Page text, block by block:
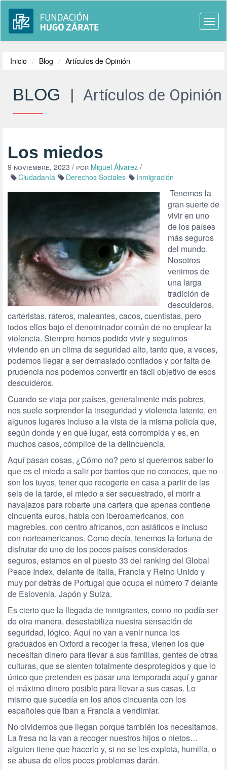
Inicio Blog Artículos de Opinión
BLOG | Artículos de Opinión
Los miedos
9 noviembre, 2023 / por Miguel Álvarez /
Ciudadanía
Derechos Sociales Inmigración
Tenemos la
gran suerte de
vivir en uno
de los países
más seguros
del mundo.
Nosotros
venimos de
una larga
tradición de
descuideros,
carteristas, rateros, maleantes, cacos, cuentistas, pero
todos ellos bajo el denominador común de no emplear la
violencia. Siempre hemos podido vivir y seguimos
viviendo en un clima de seguridad alto, tanto que, a veces,
podemos llegar a ser demasiado confiados y por falta de
prudencia nos podemos convertir en fácil objetivo de esos
descuideros.
Cuando se viaja por países, generalmente más pobres,
nos suele sorprender la inseguridad y violencia latente, en
algunos lugares incluso a la vista de la misma policía que,
según donde y en qué lugar, está corrompida y es, en
muchos casos, cómplice de la delincuencia.
Aquí pasan cosas, ¿Cómo no? pero si queremos saber lo
que es el miedo a salir por barrios que no conoces, que no
son los tuyos, tener que recogerte en casa a partir de las
seis de la tarde, el miedo a ser secuestrado, el morir a
navajazos para robarte una cartera que apenas contiene
cincuenta euros, habla con iberoamericanos, con
magrebíes, con centro africanos, con asiáticos e incluso
con norteamericanos. Como decía, tenemos la fortuna de
disfrutar de uno de los pocos países considerados
seguros, estamos en el puesto 33 del ranking del Global
Peace Index, delante de Italia, Francia y Reino Unido y
muy por detrás de Portugal que ocupa el número 7 delante
de Eslovenia, Japón y Suiza.
Es cierto que la llegada de inmigrantes, como no podía ser
de otra manera, desestabiliza nuestra sensación de
seguridad, lógico. Aquí no van a venir nunca los
graduados en Oxford a recoger la fresa, vienen los que
necesitan dinero para llevar a sus familias, gentes de otras
culturas, que se sienten totalmente desprotegidos y que lo
único que pretenden es pasar una temporada aquí y ganar
el máximo dinero posible para llevar a sus casas. Lo
mismo que sucedía en los años cincuenta con los
españoles que iban a Francia a vendimiar.
No olvidemos que llegan porque también los necesitamos.
La fresa no la van a recoger nuestros hijos o nietos…
alguien tiene que hacerlo y, si no se les explota, humilla, o
se abusa de ellos pocos problemas darán.